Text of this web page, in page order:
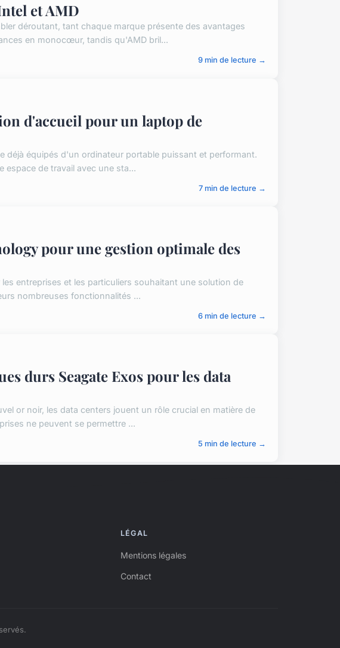
et AMD
déroutant, tant chaque marque présente des avantages
en monocœur, tandis qu'AMD bril...
9 min de lecture →
d'accueil pour un laptop de
déjà équipés d'un ordinateur portable puissant et performant.
de travail avec une sta...
7 min de lecture →
pour une gestion optimale des
entreprises et les particuliers souhaitant une solution de
nombreuses fonctionnalités ...
6 min de lecture →
durs Seagate Exos pour les data
or noir, les data centers jouent un rôle crucial en matière de
ne peuvent se permettre ...
5 min de lecture →
LÉGAL
Mentions légales
Contact